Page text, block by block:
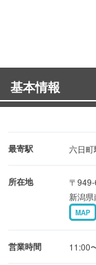
味もたいへん
個性の強い太麺
厳選した背油を
を使っています。
意致しました。
基本情報
最寄駅 六日町
所在地
〒
新潟
MAP
営業時間 11:00